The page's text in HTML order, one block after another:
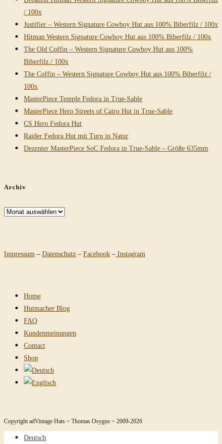
/ 100x
Justifier – Western Signature Cowboy Hut aus 100% Biberfilz / 100x
Hitman Western Signature Cowboy Hut aus 100% Biberfilz / 100x
The Old Coffin – Western Signature Cowboy Hut aus 100%
Biberfilz / 100x
The Coffin – Western Signature Cowboy Hut aus 100% Biberfilz /
100x
MasterPiece Temple Fedora in True-Sable
MasterPiece Hero Streets of Cairo Hut in True-Sable
CS Hero Fedora Hut
Raider Fedora Hut mit Turn in Natur
Dezenter MasterPiece SoC Fedora in True-Sable – Größe 635mm
Archiv
Archiv
Impressum – Datenschutz – Facebook – Instagram
Home
Hutmacher Blog
FAQ
Kundenmeinungen
Contact
Shop
Copyright adVintage Hats ~ Thomas Osygus ~ 2009-2026
Deutsch